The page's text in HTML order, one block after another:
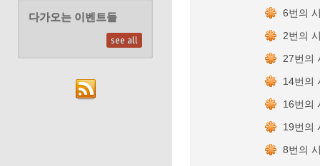
다가오는 이벤트들
see all
6번의
2번의
27번의
14번의
16번의
19번의
8번의